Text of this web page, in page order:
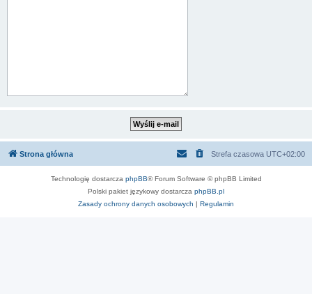
Strona główna Strefa czasowa UTC+02:00
Technologię dostarcza phpBB® Forum Software © phpBB Limited
Polski pakiet językowy dostarcza phpBB.pl
Zasady ochrony danych osobowych | Regulamin